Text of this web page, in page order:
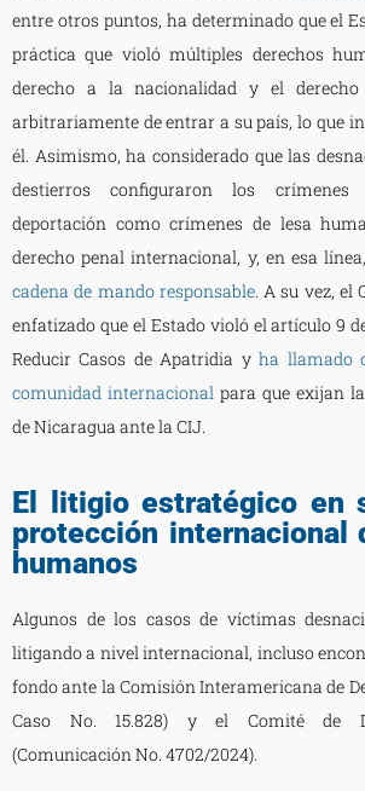
entre otros puntos, ha determinado que el
práctica que violó múltiples derechos
derecho a la nacionalidad y el
arbitrariamente de entrar a su país, lo que
él. Asimismo, ha considerado que las
destierros configuraron los
deportación como crímenes de lesa
derecho penal internacional, y, en esa
cadena de mando responsable. A su vez, el
enfatizado que el Estado violó el artículo 9
Reducir Casos de Apatridia yha llamado
comunidad internacional para que exijan
de Nicaragua ante la CIJ.
El litigio estratégico en
protección internacional
humanos
Algunos de los casos de víctimas
litigando a nivel internacional, incluso
fondo ante la Comisión Interamericana de
Caso No. 15.828) y el Comité de
(Comunicación No. 4702/2024).